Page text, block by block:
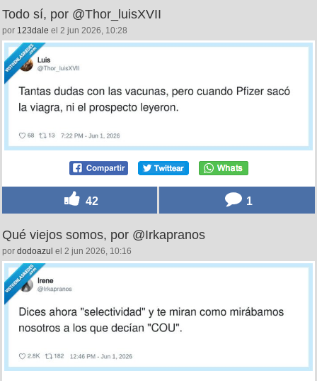
Todo sí, por @Thor_luisXVII
por 123dale el 2 jun 2026, 10:28
42 1
Qué viejos somos, por @Irkapranos
por dodoazul el 2 jun 2026, 10:16